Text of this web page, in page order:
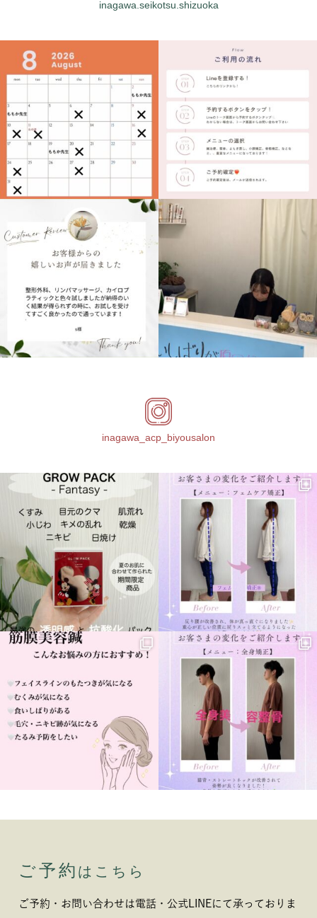
inagawa.seikotsu.shizuoka
inagawa_acp_biyousalon
ご予約 はこちら
ご予約・お問い合わせは電話・公式LINEにて承っておりま